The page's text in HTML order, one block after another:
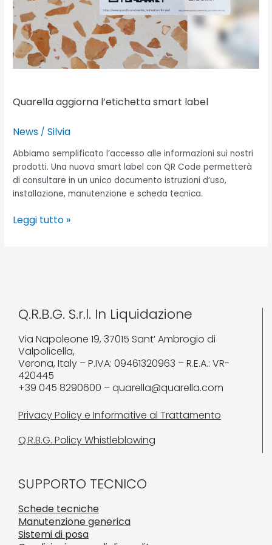
Quarella aggiorna l’etichetta smart label
News /Silvia
Abbiamo semplificato l’accesso alle informazioni sui nostri
prodotti. Una nuova smart label con QR Code permetterà
di consultare in un unico documento istruzioni d’uso,
installazione, manutenzione e scheda tecnica.
Leggi tutto »
Q.R.B.G. S.r.l. In Liquidazione
Via Napoleone 19, 37015 Sant’ Ambrogio di
Valpolicella,
Verona, Italy – P.IVA: 09461320963 – R.E.A.: VR-
420445
+39 045 8290600 – quarella@quarella.com
Privacy Policy e Informative al Trattamento
Q.R.B.G. Policy Whistleblowing
SUPPORTO TECNICO
Schede tecniche
Manutenzione generica
Sistemi di posa